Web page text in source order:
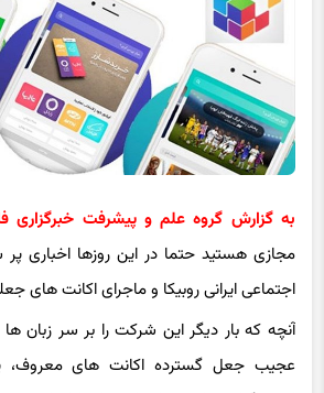
به گزارش گروه علم و پیشرفت خبرگزاری
مجازی هستید حتما در این روزها اخباری
اجتماعی ایرانیروبیکا و ماجرایاکانتهای
آنچه که بار دیگر این شرکت را بر سر زبان
عجیب جعل گسترده اکانتهای معروف،